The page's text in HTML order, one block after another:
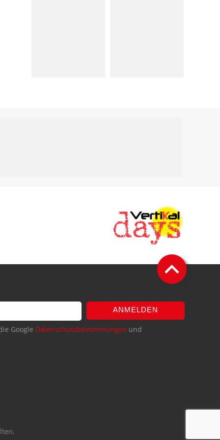
ANMELDEN
Google Datenschutzbestimmungen und